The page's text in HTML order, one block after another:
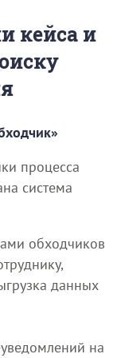
кейса и
процесса
система
обходчиков
данных
на